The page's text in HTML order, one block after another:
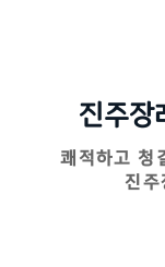
진주장
쾌적하고 청
진